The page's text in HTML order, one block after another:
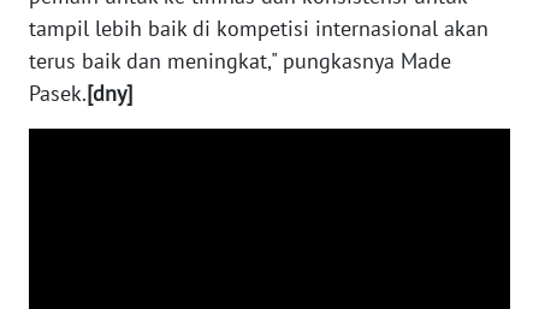
tampil lebih baik di kompetisi internasional akan
terus baik dan meningkat," pungkasnya Made
Pasek.[dny]
LAMPUNG
WN
JATENG